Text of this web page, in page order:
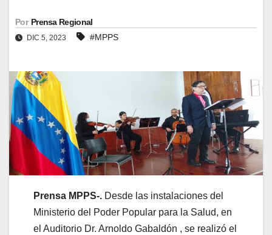
Por Prensa Regional
DIC 5, 2023 #MPPS
Prensa MPPS-. Desde las instalaciones del
Ministerio del Poder Popular para la Salud, en
el Auditorio Dr. Arnoldo Gabaldón , se realizó el